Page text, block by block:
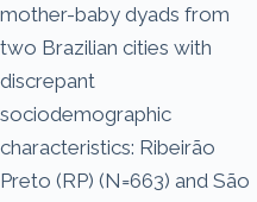
mother-baby dyads from
two Brazilian cities with
discrepant
sociodemographic
characteristics: Ribeirão
Preto (RP) (N=663) and São